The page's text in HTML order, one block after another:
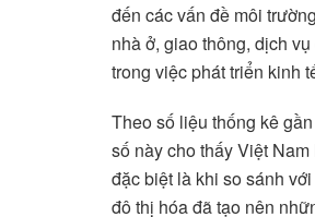
đến các vấn đề môi
nhà ở, giao thông, dịch
trong việc phát triển kinh
Theo số liệu thống kê
số này cho thấy Việt
đặc biệt là khi so sánh
đô thị hóa đã tạo nên